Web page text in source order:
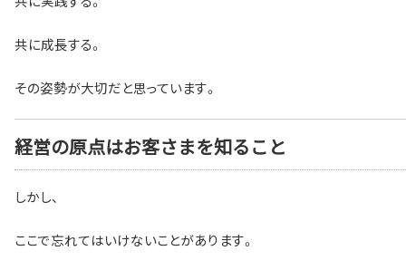
共に成長する。
その姿勢が大切だと思っています。
経営の原点はお客さまを知ること
しかし、
ここで忘れてはいけないことがあります。